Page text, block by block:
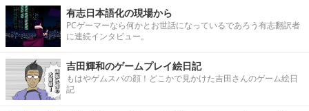
有志日本語化の現場から
PCゲーマーなら何かとお世話になっているであろう有志翻訳者
に連続インタビュー。
吉田輝和のゲームプレイ絵日記
もはやゲムスパの顔！どこかで見かけた吉田さんのゲーム絵日
記